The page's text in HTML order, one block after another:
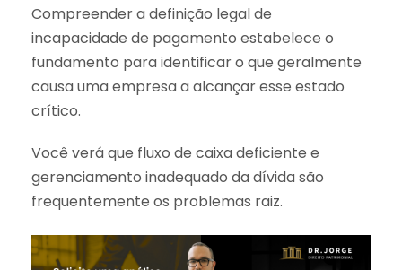
Compreender a definição legal de
incapacidade de pagamento estabelece o
fundamento para identificar o que geralmente
causa uma empresa a alcançar esse estado
crítico.
Você verá que fluxo de caixa deficiente e
gerenciamento inadequado da dívida são
frequentemente os problemas raiz.